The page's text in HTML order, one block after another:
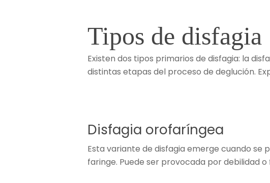
Tipos de disfagia
Existen dos tipos primarios de disfagia: la
distintas etapas del proceso de deglución.
Disfagia orofaríngea
Esta variante de disfagia emerge cuando
faringe. Puede ser provocada por debilidad